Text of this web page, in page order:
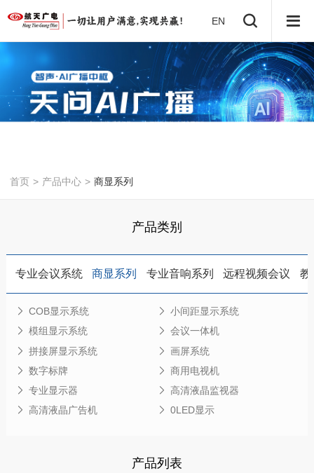
EN
首页 > 产品中心 > 商显系列
产品类别
专业会议系统 商显系列 专业音响系列 远程视频会议 教
COB显示系统
小间距显示系统
模组显示系统
会议一体机
拼接屏显示系统
画屏系统
数字标牌
商用电视机
专业显示器
高清液晶监视器
高清液晶广告机
0LED显示
产品列表